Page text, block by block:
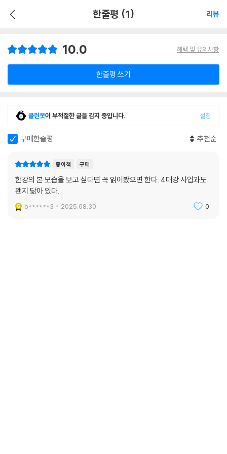
한줄평 (1) 리뷰
10.0 혜택 및 유의사항
한줄평 쓰기
클린봇이 부적절한 글을 감지 중입니다. 설정
구매한줄평 추천순
종이책 구매
한강의 본 모습을 보고 싶다면 꼭 읽어봤으면 한다. 4대강 사업과도
왠지 닮아 있다.
b******3 2025.08.30. 0